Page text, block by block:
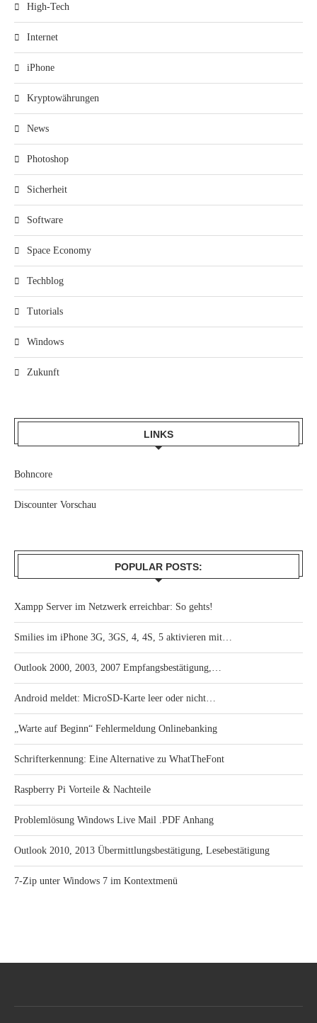
High-Tech
Internet
iPhone
Kryptowährungen
News
Photoshop
Sicherheit
Software
Space Economy
Techblog
Tutorials
Windows
Zukunft
LINKS
Bohncore
Discounter Vorschau
POPULAR POSTS:
Xampp Server im Netzwerk erreichbar: So gehts!
Smilies im iPhone 3G, 3GS, 4, 4S, 5 aktivieren mit…
Outlook 2000, 2003, 2007 Empfangsbestätigung,…
Android meldet: MicroSD-Karte leer oder nicht…
„Warte auf Beginn“ Fehlermeldung Onlinebanking
Schrifterkennung: Eine Alternative zu WhatTheFont
Raspberry Pi Vorteile & Nachteile
Problemlösung Windows Live Mail .PDF Anhang
Outlook 2010, 2013 Übermittlungsbestätigung, Lesebestätigung
7-Zip unter Windows 7 im Kontextmenü